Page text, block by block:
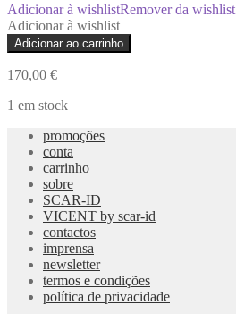
Adicionar à wishlistRemover da wishlist
Adicionar à wishlist
Quantidade
de
Calças
Stitch
Adicionar ao carrinho
170,00 €
1 em stock
promoções
conta
carrinho
sobre
SCAR-ID
VICENT by scar-id
contactos
imprensa
newsletter
termos e condições
política de privacidade